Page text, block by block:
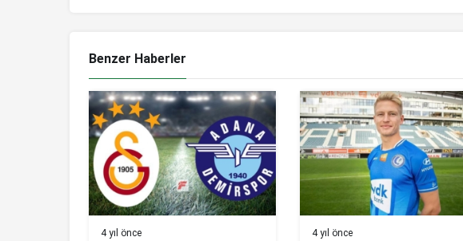
Benzer Haberler
4 yıl önce 4 yıl önce